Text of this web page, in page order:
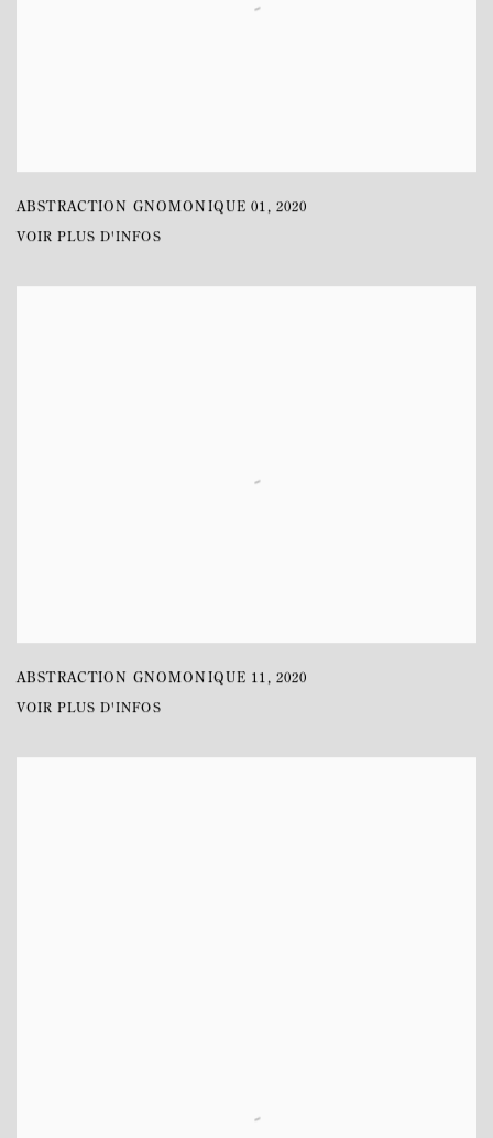
ABSTRACTION GNOMONIQUE 01, 2020
VOIR PLUS D'INFOS
ABSTRACTION GNOMONIQUE 11, 2020
VOIR PLUS D'INFOS